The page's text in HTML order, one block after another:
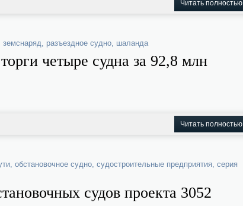
Читать полностью
земснаряд, разъездное судно, шаланда
четыре судна за 92,8 млн
Читать полностью
, обстановочное судно, судостроительные предприятия, серия
судов проекта 3052